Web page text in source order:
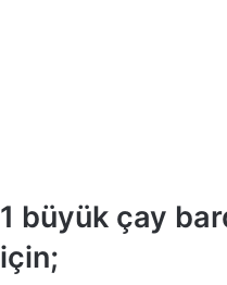
1 büyük çay
için;